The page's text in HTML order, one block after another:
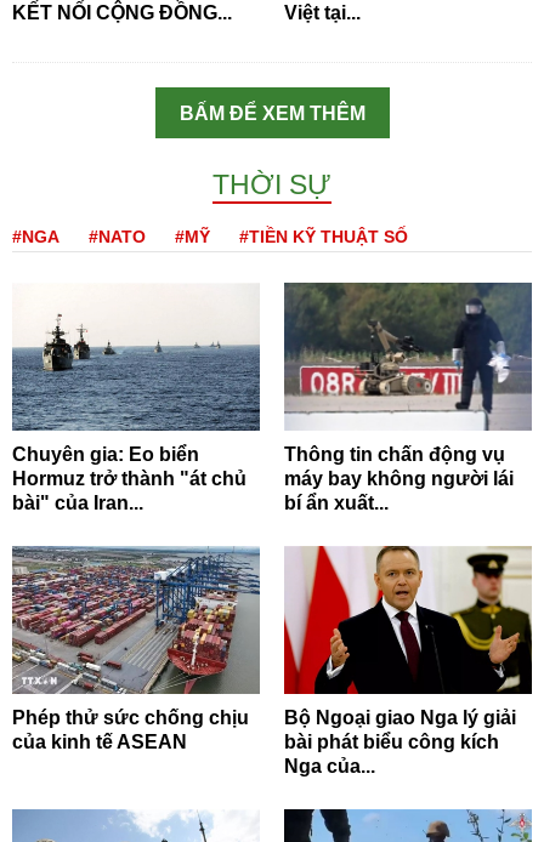
KẾT NỐI CỘNG ĐỒNG...
Việt tại...
BẤM ĐỂ XEM THÊM
THỜI SỰ
#NGA #NATO #MỸ #TIỀN KỸ THUẬT SỐ
Chuyên gia: Eo biển
Hormuz trở thành "át chủ
bài" của Iran...
Thông tin chấn động vụ
máy bay không người lái
bí ẩn xuất...
Phép thử sức chống chịu
của kinh tế ASEAN
Bộ Ngoại giao Nga lý giải
bài phát biểu công kích
Nga của...